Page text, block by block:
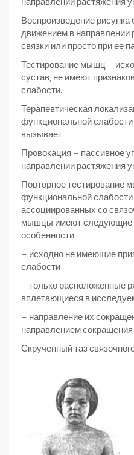
Воспроизведение
движе­нием в
связки или просто при ее
Тестирование мышц –
сустав, не имеют
слабости.
Терапевтическая
функциональной
вызывает.
Провокация – пассивное
направ­лении растяжения
Повторное тестирование
функциональ­ной
ассоциированных со
мышцы имеют следующие
особенности:
– исходно не имеющие
слабости
– только расположенные
вплетающиеся в
– направление их
направлением со­кращения
Скрученный таз